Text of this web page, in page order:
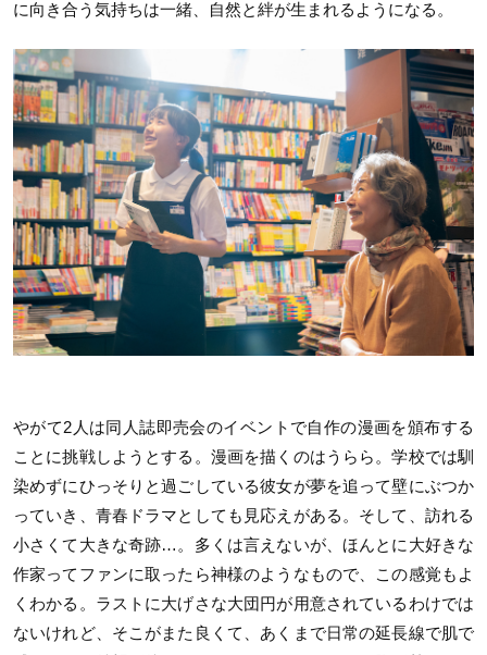
に向き合う気持ちは一緒、自然と絆が生まれるようになる。
やがて2人は同人誌即売会のイベントで自作の漫画を頒布する
ことに挑戦しようとする。漫画を描くのはうらら。学校では馴
染めずにひっそりと過ごしている彼女が夢を追って壁にぶつか
っていき、青春ドラマとしても見応えがある。そして、訪れる
小さくて大きな奇跡…。多くは言えないが、ほんとに大好きな
作家ってファンに取ったら神様のようなもので、この感覚もよ
くわかる。ラストに大げさな大団円が用意されているわけでは
ないけれど、そこがまた良くて、あくまで日常の延長線で肌で